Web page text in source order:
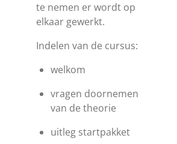
te nemen er wordt op
elkaar gewerkt.
Indelen van de cursus:
welkom
vragen doornemen
van de theorie
uitleg startpakket